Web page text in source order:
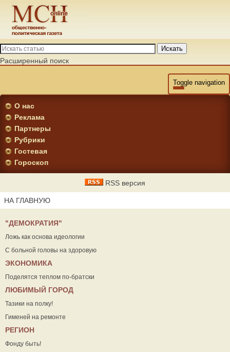
Искать
Расширенный поиск
Toggle navigation
О нас
Реклама
Партнеры
Рубрики
Гостевая
Гороскоп
RSS версия
НА ГЛАВНУЮ
"ДЕМОКРАТИЯ"
Ложь как основа идеологии
С больной головы на здоровую
ЭКОНОМИКА
Поделятся теплом по-братски
ЛЮБИМЫЙ ГОРОД
Тазики на полку!
Гименей на ремонте
РЕГИОН
Фонду быть!